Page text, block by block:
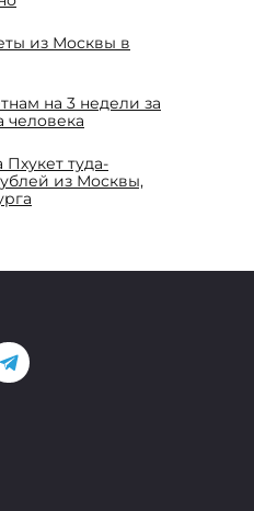
из Москвы в
на 3 недели за
человека
туда-
из Москвы,